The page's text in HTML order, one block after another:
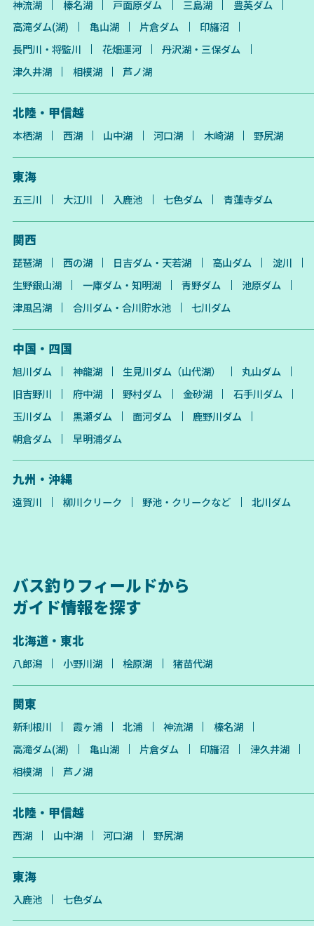
神流湖 榛名湖 戸面原ダム 三島湖
豊英ダム
高滝ダム(湖)
亀山湖 片倉ダム
印旛沼
長門川・将監川
花畑運河
丹沢湖・三保ダム
津久井湖
相模湖 芦ノ湖
北陸・甲信越
本栖湖 西湖 山中湖 河口湖 木崎湖 野尻湖
東海
五三川 大江川 入鹿池 七色ダム 青蓮寺ダム
関西
琵琶湖 西の湖 日吉ダム・天若湖 高山ダム
淀川
生野銀山湖
一庫ダム・知明湖 青野ダム
池原ダム
津風呂湖
合川ダム・合川貯水池 七川ダム
中国・四国
旭川ダム 神龍湖 生見川ダム（山代湖）
丸山ダム
旧吉野川
府中湖 野村ダム 金砂湖
石手川ダム
玉川ダム
黒瀬ダム 面河ダム
鹿野川ダム
朝倉ダム
早明浦ダム
九州・沖縄
遠賀川 柳川クリーク 野池・クリークなど 北川ダム
バス釣りフィールドから
ガイド情報を探す
北海道・東北
八郎潟 小野川湖 桧原湖 猪苗代湖
関東
新利根川 霞ヶ浦 北浦 神流湖
榛名湖
高滝ダム(湖)
亀山湖 片倉ダム 印旛沼
津久井湖
相模湖
芦ノ湖
北陸・甲信越
西湖 山中湖 河口湖 野尻湖
東海
入鹿池 七色ダム